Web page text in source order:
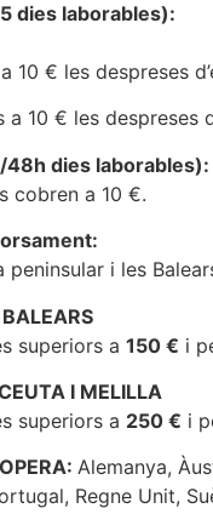
dies laborables):
10 € les despreses
10 € les despreses
dies laborables):
cobren a 10 €.
i les
superiors a 150 € i
I MELILLA
superiors a 250 € i
Alemanya,
Regne Unit,